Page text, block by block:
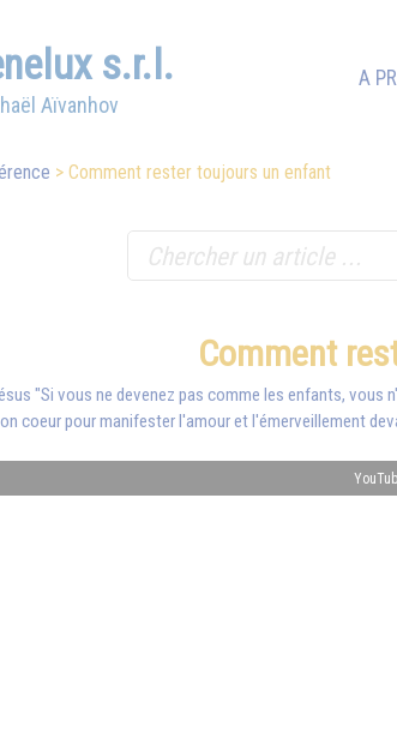
s.r.l.
Aïvanhov
A
Comment rester toujours un enfant
Comment
"Si vous ne devenez pas comme les enfants,
coeur pour manifester l'amour et l'émerveillement